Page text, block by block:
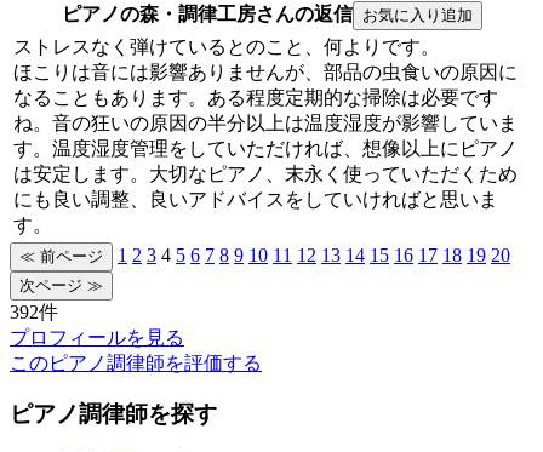
ピアノの森・調律工房さんの返信
ストレスなく弾けているとのこと、何よりです。
ほこりは音には影響ありませんが、部品の虫食いの原因に
なることもあります。ある程度定期的な掃除は必要です
ね。音の狂いの原因の半分以上は温度湿度が影響していま
す。温度湿度管理をしていただければ、想像以上にピアノ
は安定します。大切なピアノ、末永く使っていただくため
にも良い調整、良いアドバイスをしていければと思いま
す。
1 2 3 4 5 6 7 8 9 10 11 12 13 14 15 16 17 18 19 20
392件
プロフィールを見る
このピアノ調律師を評価する
ピアノ調律師を探す